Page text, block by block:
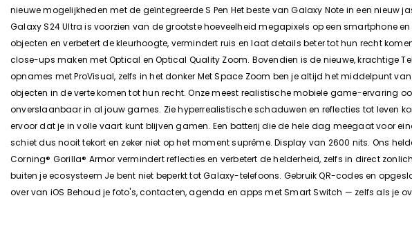
nieuwe mogelijkheden met de geïntegreerde S Pen Het beste van Galaxy Note in een nieuw
Galaxy S24 Ultra is voorzien van de grootste hoeveelheid megapixels op een smartphone
objecten en verbetert de kleurhoogte, vermindert ruis en laat details beter tot hun recht
close-ups maken met Optical en Optical Quality Zoom. Bovendien is de nieuwe, krachtige
opnames met ProVisual, zelfs in het donker Met Space Zoom ben je altijd het middelpunt
objecten in de verte komen tot hun recht. Onze meest realistische mobiele game-ervaring
onverslaanbaar in al jouw games. Zie hyperrealistische schaduwen en reflecties tot leven
ervoor dat je in volle vaart kunt blijven gamen. Een batterij die de hele dag meegaat voor
schiet dus nooit tekort en zeker niet op het moment suprême. Display van 2600 nits. Ons
Corning® Gorilla® Armor vermindert reflecties en verbetert de helderheid, zelfs in direct
buiten je ecosysteem Je bent niet beperkt tot Galaxy-telefoons. Gebruik QR-codes en
over van iOS Behoud je foto's, contacten, agenda en apps met Smart Switch — zelfs als je